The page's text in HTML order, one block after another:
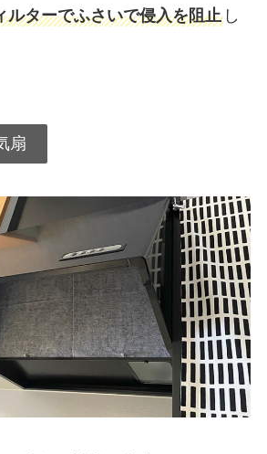
ルターでふさいで侵入を阻止し
扇